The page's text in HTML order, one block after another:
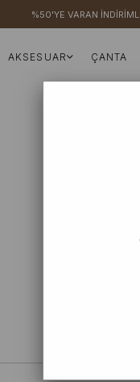
%50'YE VARAN
AKSESUAR ÇANTA